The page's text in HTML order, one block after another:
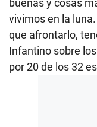
buenas y cosas
vivimos en la
que afrontarlo,
Infantino sobre
por 20 de los 32